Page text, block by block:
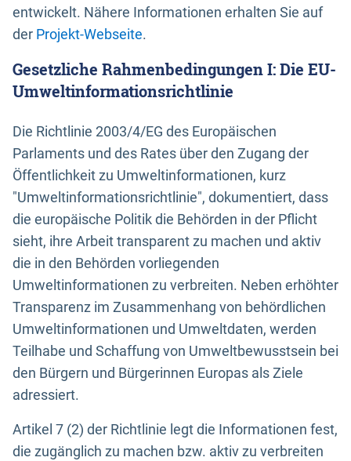
entwickelt. Nähere Informationen erhalten Sie auf
der Projekt-Webseite.
Gesetzliche Rahmenbedingungen I: Die EU-
Umweltinformationsrichtlinie
Die Richtlinie 2003/4/EG des Europäischen
Parlaments und des Rates über den Zugang der
Öffentlichkeit zu Umweltinformationen, kurz
"Umweltinformationsrichtlinie", dokumentiert, dass
die europäische Politik die Behörden in der Pflicht
sieht, ihre Arbeit transparent zu machen und aktiv
die in den Behörden vorliegenden
Umweltinformationen zu verbreiten. Neben erhöhter
Transparenz im Zusammenhang von behördlichen
Umweltinformationen und Umweltdaten, werden
Teilhabe und Schaffung von Umweltbewusstsein bei
den Bürgern und Bürgerinnen Europas als Ziele
adressiert.
Artikel 7 (2) der Richtlinie legt die Informationen fest,
die zugänglich zu machen bzw. aktiv zu verbreiten